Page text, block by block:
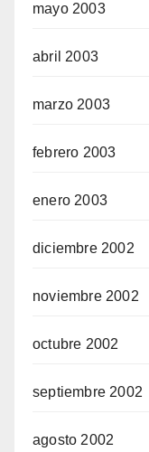
mayo 2003
abril 2003
marzo 2003
febrero 2003
enero 2003
diciembre 2002
noviembre 2002
octubre 2002
septiembre 2002
agosto 2002